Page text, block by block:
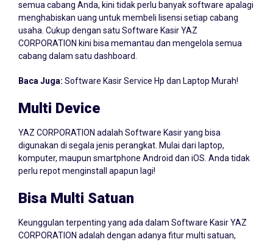
menghabiskan uang untuk membeli lisensi setiap cabang
usaha. Cukup dengan satu Software Kasir YAZ
CORPORATION kini bisa memantau dan mengelola semua
cabang dalam satu dashboard.
digunakan di segala jenis perangkat. Mulai dari laptop,
komputer, maupun smartphone Android dan iOS. Anda tidak
perlu repot menginstall apapun lagi!
CORPORATION adalah dengan adanya fitur multi satuan,
dimana Anda bisa menjual produk dengan satuan yang